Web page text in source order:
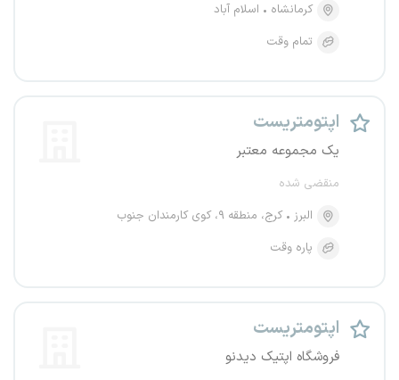
کرمانشاه
اسلام آباد
تمام وقت
اپتومتریست
یک مجموعه معتبر
منقضی شده
البرز
کرج، منطقه ۹، کوی کارمندان جنوب
پاره وقت
اپتومتریست
فروشگاه اپتیک دیدنو